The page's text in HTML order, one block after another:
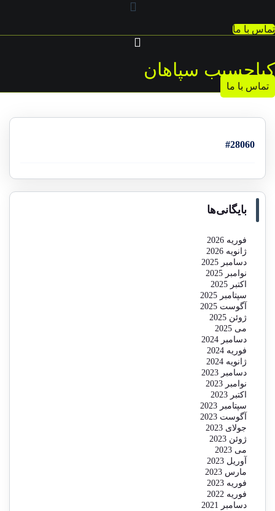
تماس با ما
کیاحسیب سپاهان
تماس با ما
#28060
بایگانی‌ها
فوریه 2026
ژانویه 2026
دسامبر 2025
نوامبر 2025
اکتبر 2025
سپتامبر 2025
آگوست 2025
ژوئن 2025
می 2025
دسامبر 2024
فوریه 2024
ژانویه 2024
دسامبر 2023
نوامبر 2023
اکتبر 2023
سپتامبر 2023
آگوست 2023
جولای 2023
ژوئن 2023
می 2023
آوریل 2023
مارس 2023
فوریه 2023
فوریه 2022
دسامبر 2021